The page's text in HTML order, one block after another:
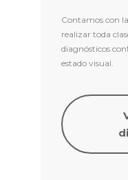
Contamos con
realizar toda
diagnósticos
estado visual.